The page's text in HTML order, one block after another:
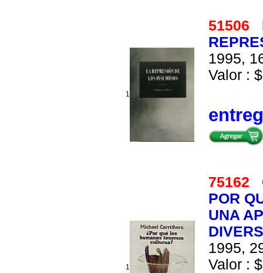
1
51506
1995,
Valor :
1
75162
POR
UNA
1995,
Valor :